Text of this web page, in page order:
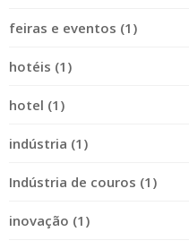
feiras e eventos (1)
hotéis (1)
hotel (1)
indústria (1)
Indústria de couros (1)
inovação (1)